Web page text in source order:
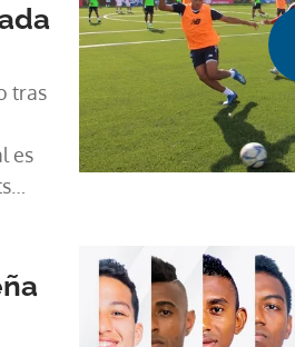
tras
es